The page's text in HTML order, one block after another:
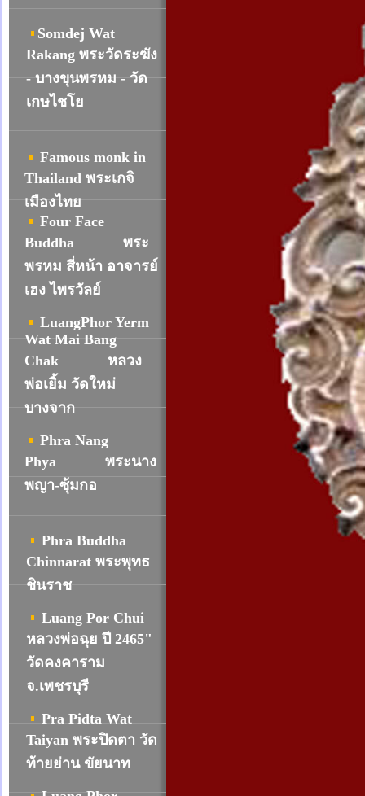
Somdej Wat
Rakang พระวัดระฆัง
- บางขุนพรหม - วัด
เกษไชโย
Famous monk in
Thailand พระเกจิ
เมืองไทย
Four Face
Buddha
พระ
พรหม สี่หน้า อาจารย์
เฮง ไพรวัลย์
LuangPhor Yerm
Wat Mai Bang
Chak
หลวง
พ่อเยิ้ม วัดใหม่
บางจาก
Phra Nang
Phya
พระนาง
พญา-ซุ้มกอ
Phra Buddha
Chinnarat พระพุทธ
ชินราช
Luang Por Chui
หลวงพ่อฉุย ปี 2465"
วัดคงคาราม
จ.เพชรบุรี
Pra Pidta Wat
Taiyan พระปิดตา วัด
ท้ายย่าน ขัยนาท